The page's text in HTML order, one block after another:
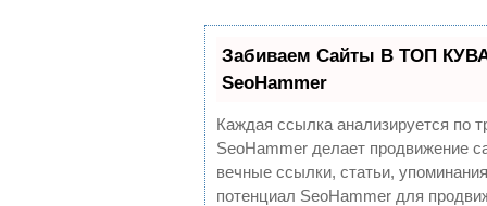
Забиваем Сайты В ТОП
SeoHammer
Каждая ссылка анализируется по
SeoHammer делает продвижение
вечные ссылки, статьи,
потенциал SeoHammer для